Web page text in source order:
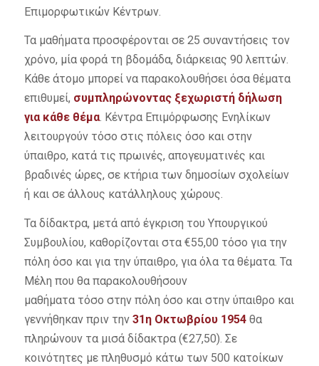
Επιμορφωτικών Κέντρων.
Τα μαθήματα προσφέρονται σε 25 συναντήσεις τον
χρόνο, μία φορά τη βδομάδα, διάρκειας 90 λεπτών.
Κάθε άτομο μπορεί να παρακολουθήσει όσα θέματα
επιθυμεί, συμπληρώνοντας ξεχωριστή δήλωση
για κάθε θέμα. Κέντρα Επιμόρφωσης Ενηλίκων
λειτουργούν τόσο στις πόλεις όσο και στην
ύπαιθρο, κατά τις πρωινές, απογευματινές και
βραδινές ώρες, σε κτήρια των δημοσίων σχολείων
ή και σε άλλους κατάλληλους χώρους.
Τα δίδακτρα, μετά από έγκριση του Υπουργικού
Συμβουλίου, καθορίζονται στα €55,00 τόσο για την
πόλη όσο και για την ύπαιθρο, για όλα τα θέματα. Τα
Μέλη που θα παρακολουθήσουν
μαθήματα τόσο στην πόλη όσο και στην ύπαιθρο και
γεννήθηκαν πριν την 31η Οκτωβρίου 1954 θα
πληρώνουν τα μισά δίδακτρα (€27,50). Σε
κοινότητες με πληθυσμό κάτω των 500 κατοίκων